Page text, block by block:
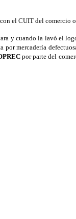
el CUIT del comercio
y cuando la lavó el
mercadería
por parte del